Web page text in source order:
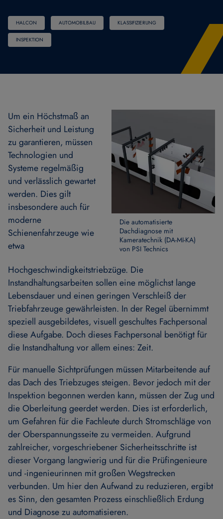
HALCON AUTOMOBILBAU KLASSIFIZIERUNG
INSPEKTION
Die automatisierte
Dachdiagnose mit
Kameratechnik (DA-MI-KA)
von PSI Technics
Um ein Höchstmaß an
Sicherheit und Leistung
zu garantieren, müssen
Technologien und
Systeme regelmäßig
und verlässlich gewartet
werden. Dies gilt
insbesondere auch für
moderne
Schienenfahrzeuge wie
etwa
Hochgeschwindigkeitstriebzüge. Die
Instandhaltungsarbeiten sollen eine möglichst lange
Lebensdauer und einen geringen Verschleiß der
Triebfahrzeuge gewährleisten. In der Regel übernimmt
speziell ausgebildetes, visuell geschultes Fachpersonal
diese Aufgabe. Doch dieses Fachpersonal benötigt für
die Instandhaltung vor allem eines: Zeit.
Für manuelle Sichtprüfungen müssen Mitarbeitende auf
das Dach des Triebzuges steigen. Bevor jedoch mit der
Inspektion begonnen werden kann, müssen der Zug und
die Oberleitung geerdet werden. Dies ist erforderlich,
um Gefahren für die Fachleute durch Stromschläge von
der Oberspannungsseite zu vermeiden. Aufgrund
zahlreicher, vorgeschriebener Sicherheitsschritte ist
dieser Vorgang langwierig und für die Prüfingenieure
und -ingenieurinnen mit großen Wegstrecken
verbunden. Um hier den Aufwand zu reduzieren, ergibt
es Sinn, den gesamten Prozess einschließlich Erdung
und Diagnose zu automatisieren.